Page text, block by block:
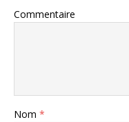
Commentaire
Nom *